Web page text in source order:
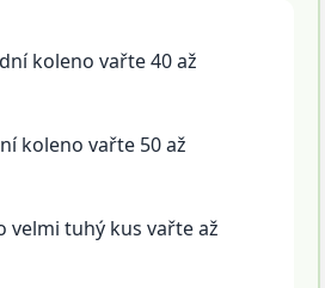
koleno vařte 40 až
koleno vařte 50 až
velmi tuhý kus vařte až